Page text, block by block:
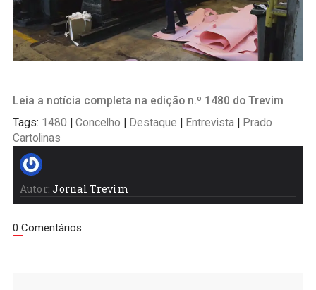
Leia a notícia completa na edição n.º 1480 do Trevim
Tags: 1480 Concelho Destaque Entrevista|
Prado
Cartolinas
Autor: Jornal Trevim
0 Comentários